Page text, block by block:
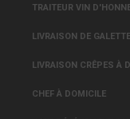
TRAITEUR VIN
LIVRAISON DE
LIVRAISON CRÊPES À
CHEF À DOMICILE